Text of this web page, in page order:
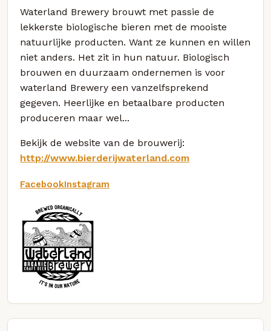
Waterland Brewery brouwt met passie de
lekkerste biologische bieren met de mooiste
natuurlijke producten. Want ze kunnen en willen
niet anders. Het zit in hun natuur. Biologisch
brouwen en duurzaam ondernemen is voor
waterland Brewery een vanzelfsprekend
gegeven. Heerlijke en betaalbare producten
produceren maar wel...
Bekijk de website van de brouwerij:
http://www.bierderijwaterland.com
FacebookInstagram